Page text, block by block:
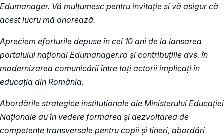
Edumanager. Vă mulțumesc pentru invitație și vă asigur că
acest lucru mă onorează.
Apreciem eforturile depuse în cei 10 ani de la lansarea
portalului național Edumanager.ro și contribuțiile dvs. în
modernizarea comunicării între toți actorii implicați în
educația din România.
Abordările strategice instituționale ale Ministerului Educației
Naționale au în vedere formarea și dezvoltarea de
competențe transversale pentru copii și tineri, abordări